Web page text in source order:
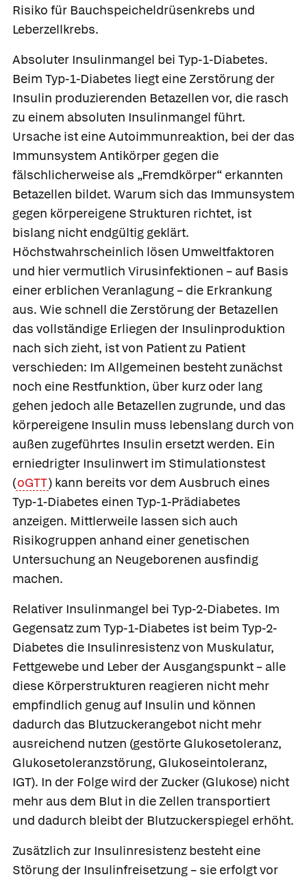
Risiko für Bauchspeicheldrüsenkrebs und
Leberzellkrebs.
Absoluter Insulinmangel bei Typ-1-Diabetes.
Beim Typ-1-Diabetes liegt eine Zerstörung der
Insulin produzierenden Betazellen vor, die rasch
zu einem absoluten Insulinmangel führt.
Ursache ist eine Autoimmunreaktion, bei der das
Immunsystem Antikörper gegen die
fälschlicherweise als „Fremdkörper“ erkannten
Betazellen bildet. Warum sich das Immunsystem
gegen körpereigene Strukturen richtet, ist
bislang nicht endgültig geklärt.
Höchstwahrscheinlich lösen Umweltfaktoren
und hier vermutlich Virusinfektionen – auf Basis
einer erblichen Veranlagung – die Erkrankung
aus. Wie schnell die Zerstörung der Betazellen
das vollständige Erliegen der Insulinproduktion
nach sich zieht, ist von Patient zu Patient
verschieden: Im Allgemeinen besteht zunächst
noch eine Restfunktion, über kurz oder lang
gehen jedoch alle Betazellen zugrunde, und das
körpereigene Insulin muss lebenslang durch von
außen zugeführtes Insulin ersetzt werden. Ein
erniedrigter Insulinwert im Stimulationstest
(oGTT) kann bereits vor dem Ausbruch eines
Typ-1-Diabetes einen Typ-1-Prädiabetes
anzeigen. Mittlerweile lassen sich auch
Risikogruppen anhand einer genetischen
Untersuchung an Neugeborenen ausfindig
machen.
Relativer Insulinmangel bei Typ-2-Diabetes. Im
Gegensatz zum Typ-1-Diabetes ist beim Typ-2-
Diabetes die Insulinresistenz von Muskulatur,
Fettgewebe und Leber der Ausgangspunkt – alle
diese Körperstrukturen reagieren nicht mehr
empfindlich genug auf Insulin und können
dadurch das Blutzuckerangebot nicht mehr
ausreichend nutzen (gestörte Glukosetoleranz,
Glukosetoleranzstörung, Glukoseintoleranz,
IGT). In der Folge wird der Zucker (Glukose) nicht
mehr aus dem Blut in die Zellen transportiert
und dadurch bleibt der Blutzuckerspiegel erhöht.
Zusätzlich zur Insulinresistenz besteht eine
Störung der Insulinfreisetzung – sie erfolgt vor